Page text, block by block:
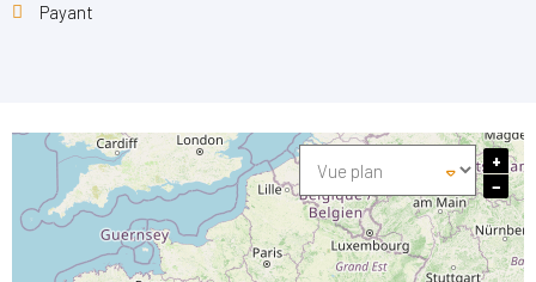
Payant
+
−